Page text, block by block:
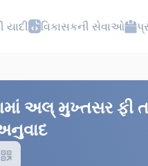
યાદી વિકાસકની સેવાઓ
અલ્ મુખ્તસર